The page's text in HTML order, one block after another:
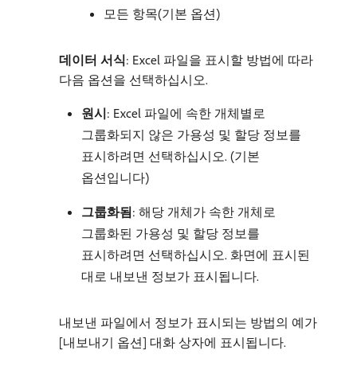
모든 항목(기본 옵션)
데이터 서식: Excel 파일을 표시할 방법에 따라
다음 옵션을 선택하십시오.
원시: Excel 파일에 속한 개체별로
그룹화되지 않은 가용성 및 할당 정보를
표시하려면 선택하십시오. (기본
옵션입니다)
그룹화됨: 해당 개체가 속한 개체로
그룹화된 가용성 및 할당 정보를
표시하려면 선택하십시오. 화면에 표시된
대로 내보낸 정보가 표시됩니다.
내보낸 파일에서 정보가 표시되는 방법의 예가
[내보내기 옵션] 대화 상자에 표시됩니다.